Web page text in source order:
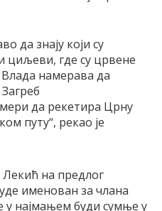
да знају који су
циљеви, где су црвене
Влада намерава да
да рекетира Црну
путу“, рекао је
на предлог
именован за члана
у најмањем буди сумње у